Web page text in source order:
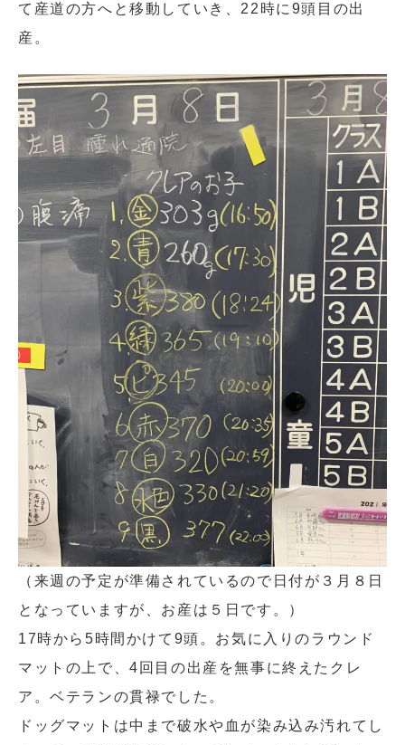
て産道の方へと移動していき、22時に9頭目の出
産。
（来週の予定が準備されているので日付が３月８日
となっていますが、お産は５日です。）
17時から5時間かけて9頭。お気に入りのラウンド
マットの上で、4回目の出産を無事に終えたクレ
ア。ベテランの貫禄でした。
ドッグマットは中まで破水や血が染み込み汚れてし